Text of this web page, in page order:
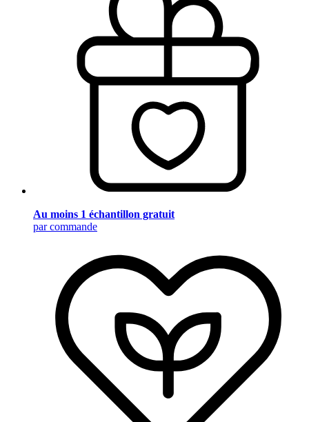
Au moins 1 échantillon gratuit
par commande